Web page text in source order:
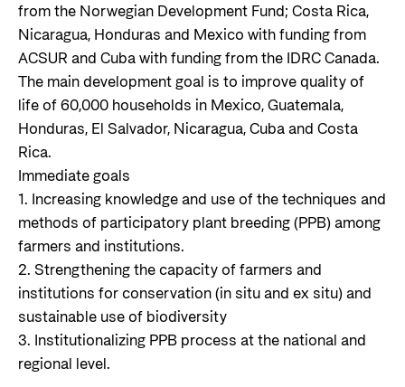
from the Norwegian Development Fund; Costa Rica,
Nicaragua, Honduras and Mexico with funding from
ACSUR and Cuba with funding from the IDRC Canada.
The main development goal is to improve quality of
life of 60,000 households in Mexico, Guatemala,
Honduras, El Salvador, Nicaragua, Cuba and Costa
Rica.
Immediate goals
1. Increasing knowledge and use of the techniques and
methods of participatory plant breeding (PPB) among
farmers and institutions.
2. Strengthening the capacity of farmers and
institutions for conservation (in situ and ex situ) and
sustainable use of biodiversity
3. Institutionalizing PPB process at the national and
regional level.